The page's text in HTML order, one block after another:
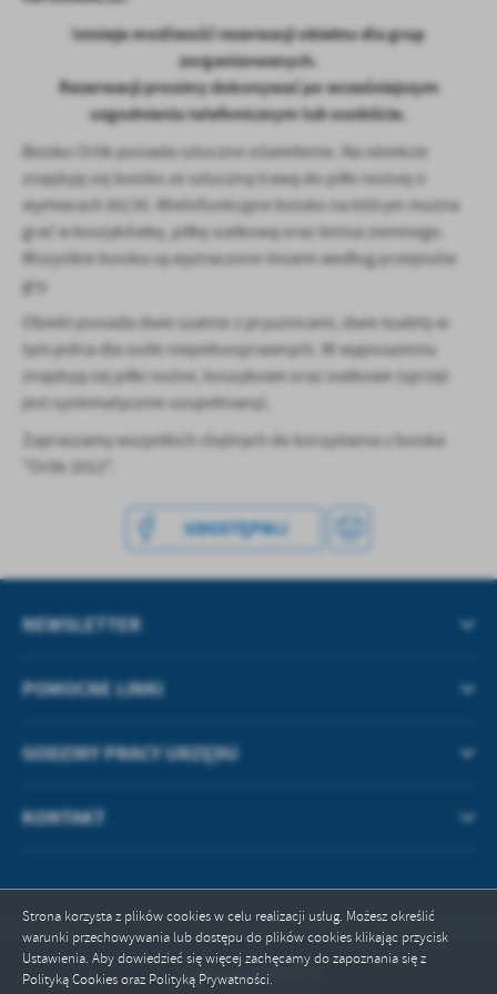
Strona korzysta z plików cookies w celu realizacji usług. Możesz określić
warunki przechowywania lub dostępu do plików cookies klikając przycisk
Ustawienia. Aby dowiedzieć się więcej zachęcamy do zapoznania się z
Polityką Cookies oraz Polityką Prywatności.
treści w postaci wiadomości, ofert, komunikatów mediów
społecznościowych.
Istnieje możliwość rezerwacji obiektu dla grup
zorganizowanych.
Rezerwacji prosimy dokonywać po wcześniejszym
uzgodnieniu telefonicznym lub osobiście.
Boisko Orlik posiada sztuczne oświetlenie. Na obiekcie
znajduję się boisko ze sztuczną trawą do piłki nożnej o
wymiarach 60/30. Wielofunkcyjne boisko na którym można
grać w koszykówkę, piłkę siatkową oraz tenisa ziemnego.
Wszystkie boiska są wyznaczone liniami według przepisów
gry.
Obiekt posiada dwie szatnie z prysznicami, dwie toalety w
tym jedna dla osób niepełnosprawnych. W wyposażeniu
znajdują się piłki nożne, koszykowe oraz siatkowe (sprzęt
jest systematycznie uzupełniany).
Zapraszamy wszystkich chętnych do korzystania z boiska
"Orlik 2012".
UDOSTĘPNIJ
POMOCNE LINKI
NEWSLETTER
GODZINY PRACY URZĘDU
KONTAKT
Odwiedzin: 496278